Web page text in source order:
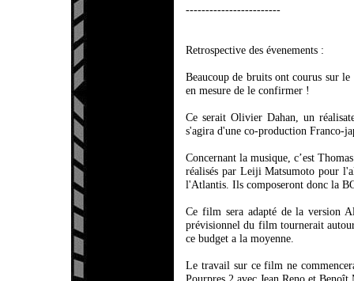
------------------------
Retrospective des évenements :
Beaucoup de bruits ont courus sur
en mesure de le confirmer !
Ce serait Olivier Dahan, un
s'agira d'une co-production Franco-
Concernant la musique, c’est
réalisés par Leiji Matsumoto pour
l'Atlantis. Ils composeront donc la
Ce film sera adapté de la version
prévisionnel du film tournerait
ce budget a la moyenne.
Le travail sur ce film ne